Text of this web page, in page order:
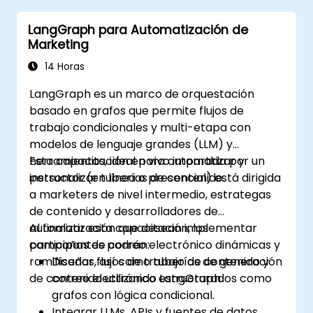
LangGraph para Automatización de
Marketing
14 Horas
LangGraph es un marco de orquestación
basado en grafos que permite flujos de
trabajo condicionales y multi-etapa con
modelos de lenguaje grandes (LLM) y
herramientas, ideal para automatizar y
personalizar tuberías de contenido.
Esta capacitación en vivo impartida por un
instructor (en línea o presencial) está dirigida
a marketers de nivel intermedio, estrategas
de contenido y desarrolladores de
automatización que desean implementar
campañas de correo electrónico dinámicas y
ramificadas, así como tuberías de generación
de contenido utilizando LangGraph.
Al finalizar esta capacitación, los
participantes podrán:
Diseñar flujos de trabajo de contenido y
correo electrónico estructurados como
grafos con lógica condicional.